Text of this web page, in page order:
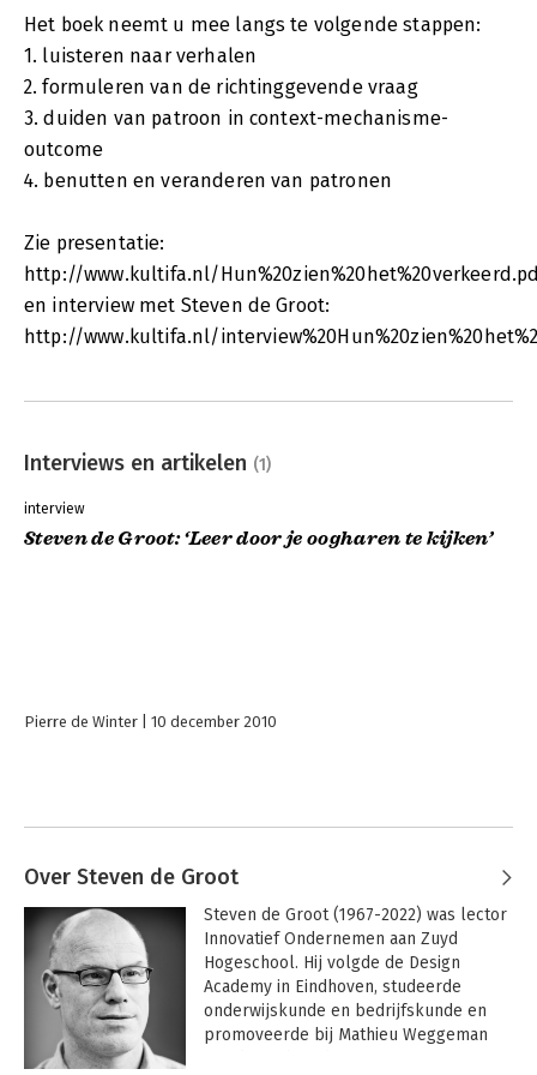
Het boek neemt u mee langs te volgende stappen:
1. luisteren naar verhalen
2. formuleren van de richtinggevende vraag
3. duiden van patroon in context-mechanisme-
outcome
4. benutten en veranderen van patronen
Zie presentatie:
http://www.kultifa.nl/
en interview met Steven de Groot:
http://www.kultifa.nl/
Interviews en artikelen (1)
interview
Steven de Groot: ‘Leer door je oogharen te kijken’
Pierre de Winter 10 december 2010
Over Steven de Groot
Steven de Groot (1967-2022) was lector
Innovatief Ondernemen aan Zuyd
Hogeschool. Hij volgde de Design
Academy in Eindhoven, studeerde
onderwijskunde en bedrijfskunde en
promoveerde bij Mathieu Weggeman